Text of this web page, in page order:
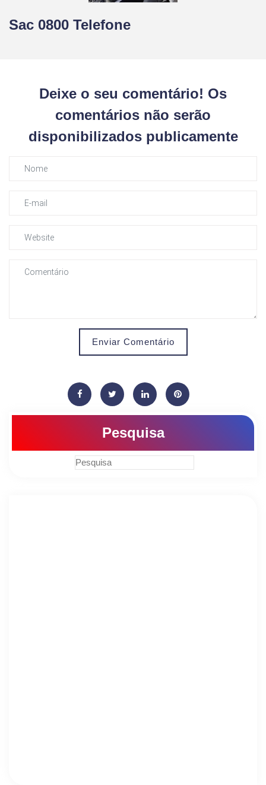
Sac 0800 Telefone
Deixe o seu comentário! Os
comentários não serão
disponibilizados publicamente
Enviar Comentário
Pesquisa